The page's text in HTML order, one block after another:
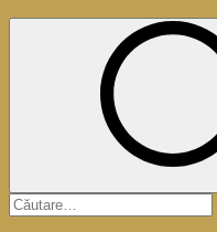
Caută
după: